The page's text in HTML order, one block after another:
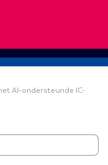
AI-ondersteunde IC-